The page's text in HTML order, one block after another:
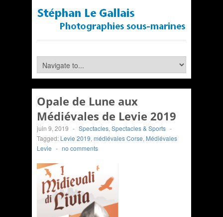
Opale de Lune aux
Médiévales de Levie 2019
juin 9, 2019 - Spectacles, Spectacles & Sports -
Tagged: Levie 2019, médiévales Corse, Médiévales
Levie - no comments